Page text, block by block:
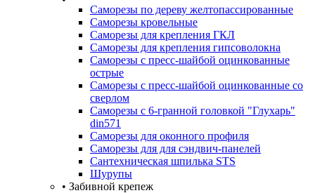
Саморезы по дереву желтопассированные
Саморезы кровельные
Саморезы для крепления ГКЛ
Саморезы для крепления гипсоволокна
Саморезы с пресс-шайбой оцинкованные
острые
Саморезы с пресс-шайбой оцинкованные со
сверлом
Саморезы с 6-гранной головкой "Глухарь"
din571
Саморезы для оконного профиля
Саморезы для для сэндвич-панелей
Сантехническая шпилька STS
Шурупы
• Забивной крепеж